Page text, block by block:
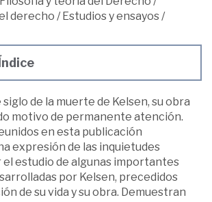
derecho /Estudios y ensayos/
de la muerte de Kelsen, su obra
motivo de permanente atención.
en esta publicación
expresión de las inquietudes
el estudio de algunas importantes
por Kelsen, precedidos
de su vida y su obra. Demuestran